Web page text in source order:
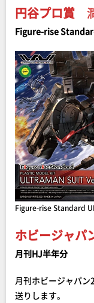
円谷プロ賞
Figure-rise
Figure-rise Standard
ホビージャパ
月刊HJ半年分
月刊ホビージャパ
送りします。